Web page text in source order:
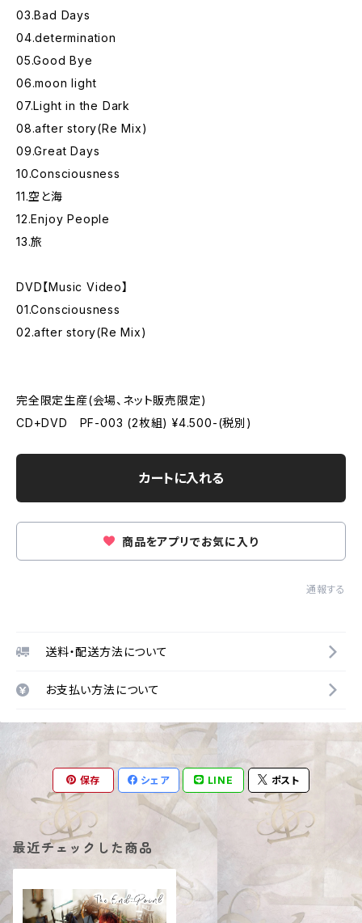
03.Bad Days
04.determination
05.Good Bye
06.moon light
07.Light in the Dark
08.after story(Re Mix)
09.Great Days
10.Consciousness
11.空と海
12.Enjoy People
13.旅
DVD【Music Video】
01.Consciousness
02.after story(Re Mix)
完全限定生産(会場、ネット販売限定)
CD+DVD PF-003 (2枚組) ¥4.500-(税別)
カートに入れる
商品をアプリでお気に入り
通報する
送料・配送方法について
お支払い方法について
保存 シェア LINE ポスト
最近チェックした商品